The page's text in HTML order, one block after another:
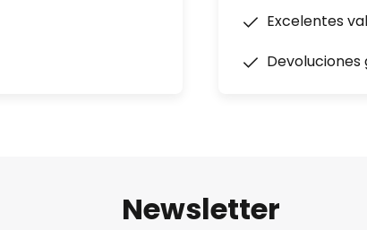
Excelentes
Devoluciones
Newsletter